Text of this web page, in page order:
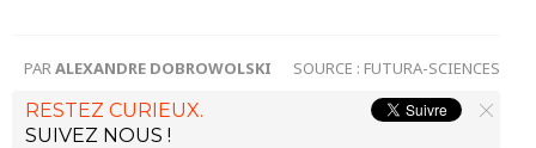
SOURCE : FUTURA-SCIENCES
PARALEXANDRE DOBROWOLSKI
RESTEZ CURIEUX.
SUIVEZ NOUS !